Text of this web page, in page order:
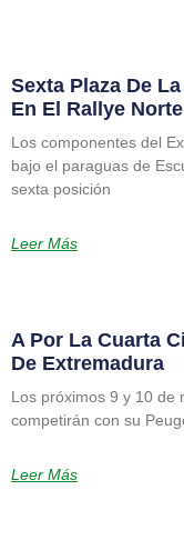
Sexta Plaza De
En El Rallye
Los componentes del
bajo el paraguas de
sexta posición
Leer Más
A Por La Cuarta
De Extremadura
Los próximos 9 y 10 de
competirán con su
Leer Más